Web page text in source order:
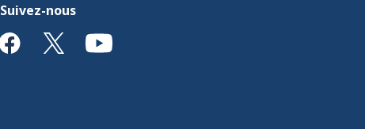
Suivez-nous